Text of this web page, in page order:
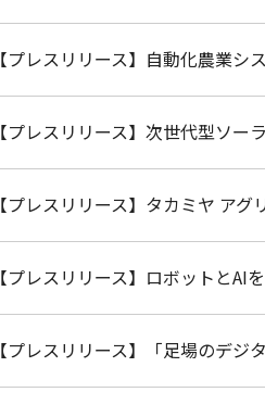
【プレスリリース】自動化農業
【プレスリリース】次世代型ソ
【プレスリリース】タカミヤ ア
【プレスリリース】ロボットと
【プレスリリース】「足場のデ